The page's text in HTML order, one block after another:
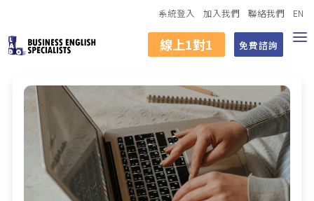
系統登入 加入我們 聯絡我們 EN
免費諮詢
線上1對1